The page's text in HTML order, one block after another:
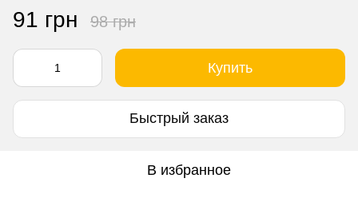
91 грн 98 грн
Купить
Быстрый заказ
В избранное